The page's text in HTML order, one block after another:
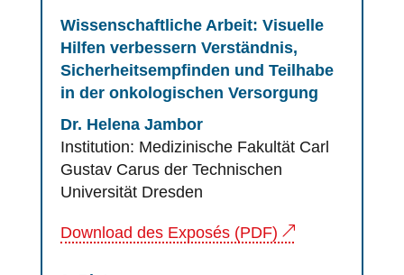
Wissenschaftliche Arbeit: Visuelle
Hilfen verbessern Verständnis,
Sicherheitsempfinden und Teilhabe
in der onkologischen Versorgung
Dr. Helena Jambor
Institution: Medizinische Fakultät Carl
Gustav Carus der Technischen
Universität Dresden
Download des Exposés (PDF)